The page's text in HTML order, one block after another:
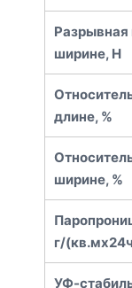
Разрывная
ширине, Н
длине, %
ширине, %
г/
УФ-